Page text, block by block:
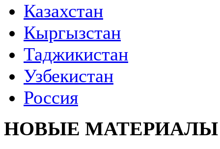
Казахстан
Кыргызстан
Таджикистан
Узбекистан
Россия
НОВЫЕ МАТЕРИАЛЫ